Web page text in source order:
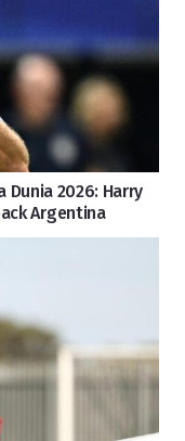
Dunia 2026: Harry
Argentina